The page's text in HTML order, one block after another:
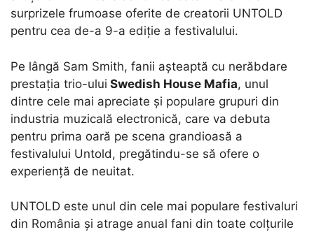
surprizele frumoase oferite de creatorii UNTOLD
pentru cea de-a 9-a ediţie a festivalului.
Pe lângă Sam Smith, fanii așteaptă cu nerăbdare
prestația trio-ului Swedish House Mafia, unul
dintre cele mai apreciate și populare grupuri din
industria muzicală electronică, care va debuta
pentru prima oară pe scena grandioasă a
festivalului Untold, pregătindu-se să ofere o
experiență de neuitat.
UNTOLD este unul din cele mai populare festivaluri
din România și atrage anual fani din toate colțurile